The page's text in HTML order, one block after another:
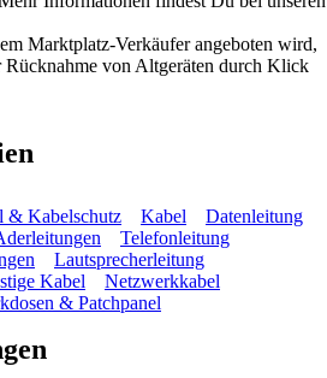
Marktplatz-Verkäufer angeboten wird,
von Altgeräten durch Klick
& Kabelschutz Kabel
Datenleitung
Telefonleitung
Lautsprecherleitung
Kabel
Netzwerkkabel
& Patchpanel